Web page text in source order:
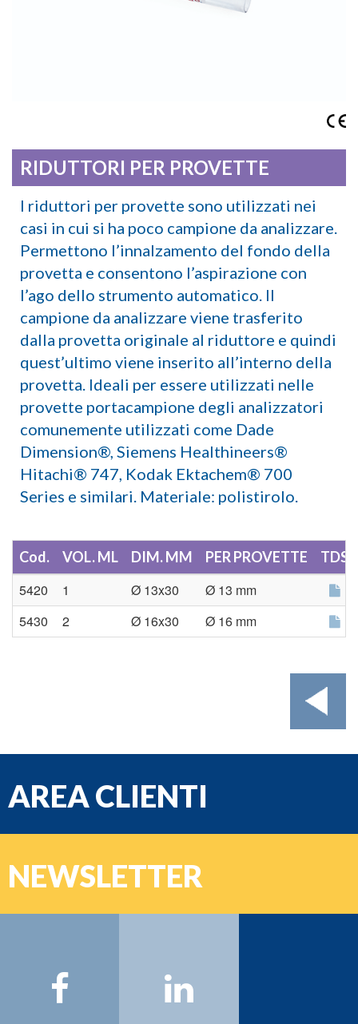
RIDUTTORI PER PROVETTE
I riduttori per provette sono utilizzati nei
casi in cui si ha poco campione da analizzare.
Permettono l’innalzamento del fondo della
provetta e consentono l’aspirazione con
l’ago dello strumento automatico. Il
campione da analizzare viene trasferito
dalla provetta originale al riduttore e quindi
quest’ultimo viene inserito all’interno della
provetta. Ideali per essere utilizzati nelle
provette portacampione degli analizzatori
comunemente utilizzati come Dade
Dimension®, Siemens Healthineers®
Hitachi® 747, Kodak Ektachem® 700
Series e similari. Materiale: polistirolo.
Cod. VOL. ML DIM. MM PER PROVETTE TDS
5420 1 Ø 13x30
Ø 13 mm
5430
2 Ø 16x30 Ø 16 mm
AREA CLIENTI
NEWSLETTER
Email: